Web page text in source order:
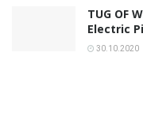
TUG OF
Electric
30.10.2020